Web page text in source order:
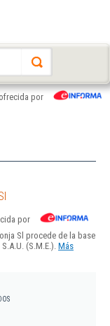
por
por
Sl procede de la base
(S.M.E.). Más